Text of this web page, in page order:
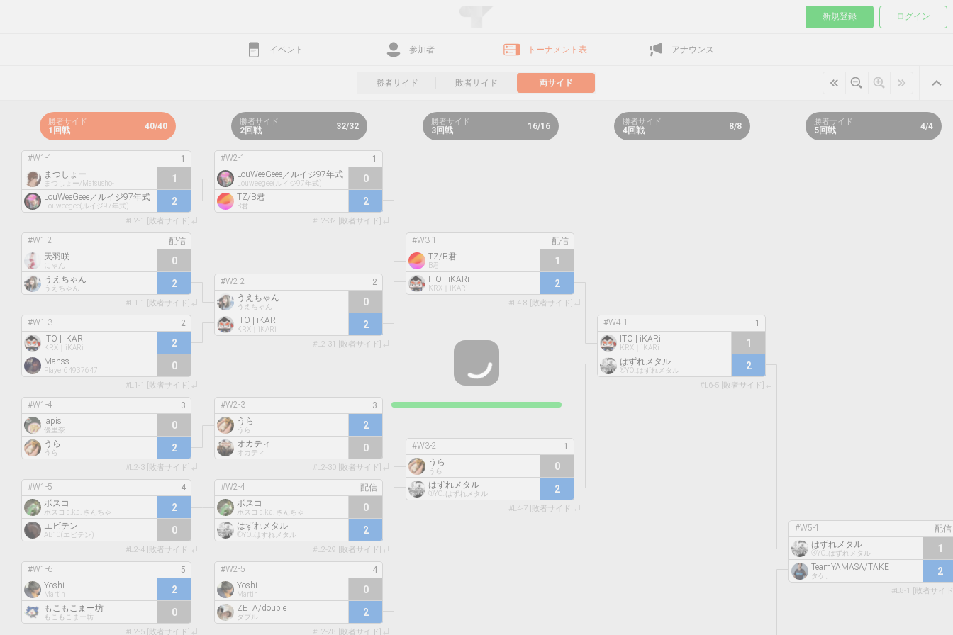
#W1-1
まつしょー
まつしょー/Matsusho- 1
LouWeeGeee／ルイジ97年式
Louweegee(ルイジ97年式) 2
#L2-1 [敗者サイド]
#W1-2
天羽咲
にゃん 0
うえちゃん
うえちゃん 2
#L1-1 [敗者サイド]
#W1-3
ITO | iKARi
KRX｜iKARi 2
Manss
Player64937647 0
#L1-1 [敗者サイド]
#W1-4
lapis
優里奈 0
うら
うら 2
#L2-3 [敗者サイド]
#W1-5
ボスコ
ボスコ a.k.a. さんちゃ 2
エビテン
AB10(エビテン) 0
#L2-4 [敗者サイド]
#W1-6
Yoshi
Martin 2
もこもこまー坊
もこもこまー坊 0
#L2-5 [敗者サイド]
#W2-1
LouWeeGeee／ルイジ97年式
Louweegee(ルイジ97年式) 0
TZ/B君
B君 2
#L2-32 [敗者サイド]
#W2-2
うえちゃん
うえちゃん 0
ITO | iKARi
KRX｜iKARi 2
#L2-31 [敗者サイド]
#W2-3
うら
うら 2
オカティ
オカティ 0
#L2-30 [敗者サイド]
#W2-4
ボスコ
ボスコ a.k.a. さんちゃ 0
はずれメタル
®️YO..はずれメタル 2
#L2-29 [敗者サイド]
#W2-5
Yoshi
Martin 0
ZETA/double
ダブル 2
#L2-28 [敗者サイド]
#W3-1
TZ/B君
B君 1
ITO | iKARi
KRX｜iKARi 2
#L4-8 [敗者サイド]
#W3-2
うら
うら 0
はずれメタル
®️YO..はずれメタル 2
#L4-7 [敗者サイド]
#W4-1
ITO | iKARi
KRX｜iKARi 1
はずれメタル
®️YO..はずれメタル 2
#L6-5 [敗者サイド]
#W5-1
はずれメタル
®️YO..はずれメタル 1
TeamYAMASA/TAKE
タケ。 2
#L8-1 [敗者サイ
勝者サイド
1回戦 40/40 勝者サイド
2回戦 32/32 勝者サイド
3回戦 16/16 勝者サイド
4回戦 8/8 勝者サイド
5回戦 4/4
イベント 参加者 トーナメント表 アナウンス
勝者サイド 敗者サイド 両サイド
新規登録 ログイン